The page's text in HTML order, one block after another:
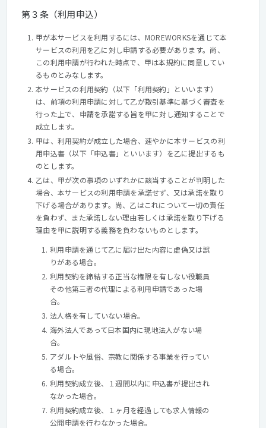
第３条（利用申込）
甲が本サービスを利用するには、MOREWORKSを通じて本
サービスの利用を乙に対し申請する必要があります。尚、
この利用申請が行われた時点で、甲は本規約に同意してい
るものとみなします。
本サービスの利用契約（以下「利用契約」といいます）
は、前項の利用申請に対して乙が取引基準に基づく審査を
行った上で、申請を承諾する旨を甲に対し通知することで
成立します。
甲は、利用契約が成立した場合、速やかに本サービスの利
用申込書（以下「申込書」といいます）を乙に提出するも
のとします。
乙は、甲が次の事項のいずれかに該当することが判明した
場合、本サービスの利用申請を承諾せず、又は承諾を取り
下げる場合があります。尚、乙はこれについて一切の責任
を負わず、また承諾しない理由若しくは承諾を取り下げる
理由を甲に説明する義務を負わないものとします。
利用申請を通じて乙に届け出た内容に虚偽又は誤
りがある場合。
利用契約を締結する正当な権限を有しない役職員
その他第三者の代理による利用申請であった場
合。
法人格を有していない場合。
海外法人であって日本国内に現地法人がない場
合。
アダルトや風俗、宗教に関係する事業を行ってい
る場合。
利用契約成立後、１週間以内に申込書が提出され
なかった場合。
利用契約成立後、１ヶ月を経過しても求人情報の
公開申請を行わなかった場合。